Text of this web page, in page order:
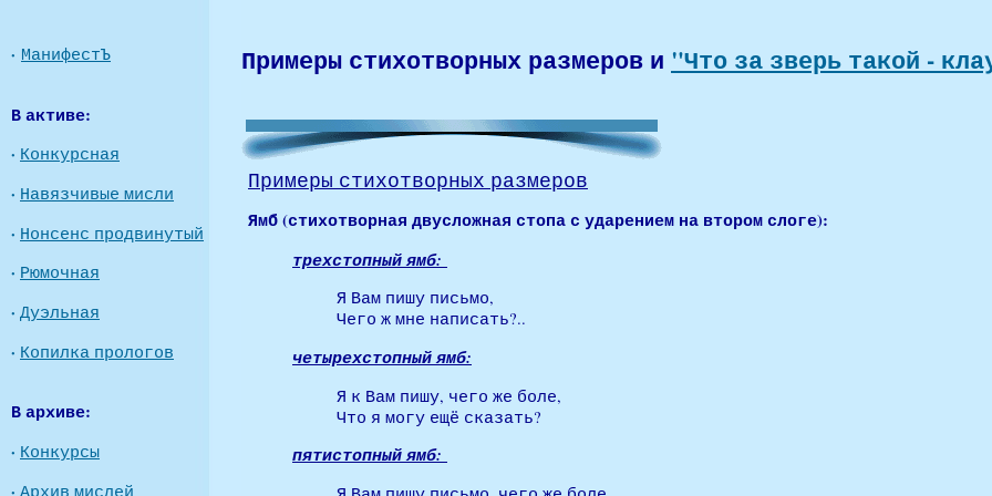
· МанифестЪ
В активе:
· Конкурсная
· Навязчивые мисли
· Нонсенс продвинутый
· Рюмочная
· Дуэльная
· Копилка прологов
В архиве:
· Конкурсы
· Архив мислей
Примеры стихотворных размеров и "Что за зверь такой -
Примеры стихотворных размеров
Ямб (стихотворная двусложная стопа с ударением на втором слоге):
трехстопный ямб:
Я Вам пишу письмо,
Чего ж мне написать?..
четырехстопный ямб:
Я к Вам пишу, чего же боле,
Что я могу ещё сказать?
пятистопный ямб: